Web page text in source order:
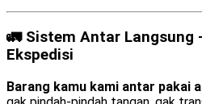
🚛 Sistem Antar Langsung
Ekspedisi
Barang kamu kami antar pakai